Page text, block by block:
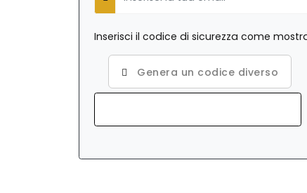
Inserisci il codice di sicurezza come
Genera un codice diverso